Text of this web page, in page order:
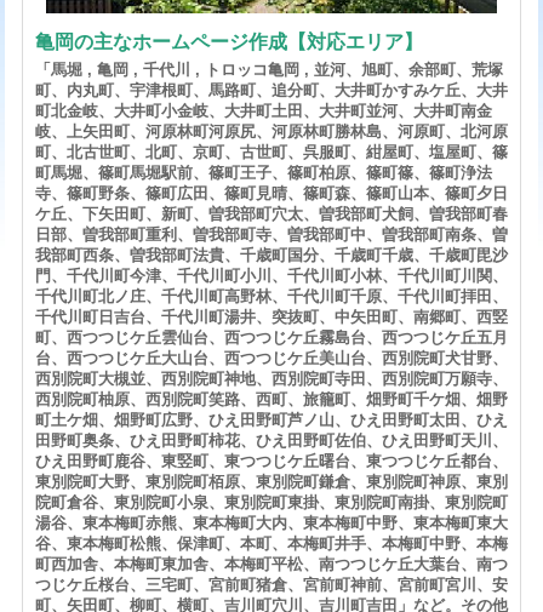
亀岡の主なホームページ作成【対応エリア】
「馬堀 , 亀岡 , 千代川 , トロッコ亀岡 , 並河、旭町、余部町、荒塚
町、内丸町、宇津根町、馬路町、追分町、大井町かすみケ丘、大井
町北金岐、大井町小金岐、大井町土田、大井町並河、大井町南金
岐、上矢田町、河原林町河原尻、河原林町勝林島、河原町、北河原
町、北古世町、北町、京町、古世町、呉服町、紺屋町、塩屋町、篠
町馬堀、篠町馬堀駅前、篠町王子、篠町柏原、篠町篠、篠町浄法
寺、篠町野条、篠町広田、篠町見晴、篠町森、篠町山本、篠町夕日
ケ丘、下矢田町、新町、曽我部町穴太、曽我部町犬飼、曽我部町春
日部、曽我部町重利、曽我部町寺、曽我部町中、曽我部町南条、曽
我部町西条、曽我部町法貴、千歳町国分、千歳町千歳、千歳町毘沙
門、千代川町今津、千代川町小川、千代川町小林、千代川町川関、
千代川町北ノ庄、千代川町高野林、千代川町千原、千代川町拝田、
千代川町日吉台、千代川町湯井、突抜町、中矢田町、南郷町、西竪
町、西つつじケ丘雲仙台、西つつじケ丘霧島台、西つつじケ丘五月
台、西つつじケ丘大山台、西つつじケ丘美山台、西別院町犬甘野、
西別院町大槻並、西別院町神地、西別院町寺田、西別院町万願寺、
西別院町柚原、西別院町笑路、西町、旅籠町、畑野町千ケ畑、畑野
町土ケ畑、畑野町広野、ひえ田野町芦ノ山、ひえ田野町太田、ひえ
田野町奥条、ひえ田野町柿花、ひえ田野町佐伯、ひえ田野町天川、
ひえ田野町鹿谷、東竪町、東つつじケ丘曙台、東つつじケ丘都台、
東別院町大野、東別院町栢原、東別院町鎌倉、東別院町神原、東別
院町倉谷、東別院町小泉、東別院町東掛、東別院町南掛、東別院町
湯谷、東本梅町赤熊、東本梅町大内、東本梅町中野、東本梅町東大
谷、東本梅町松熊、保津町、本町、本梅町井手、本梅町中野、本梅
町西加舎、本梅町東加舎、本梅町平松、南つつじケ丘大葉台、南つ
つじケ丘桜台、三宅町、宮前町猪倉、宮前町神前、宮前町宮川、安
町、矢田町、柳町、横町、吉川町穴川、吉川町吉田」など。その他